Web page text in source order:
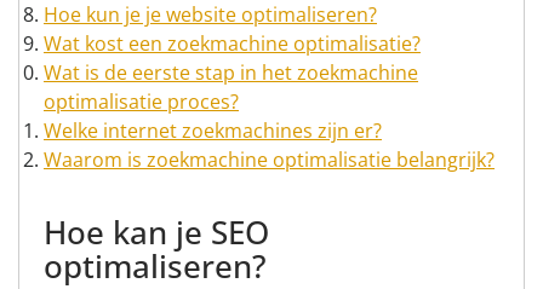
Hoe kun je je website optimaliseren?
Wat kost een zoekmachine optimalisatie?
Wat is de eerste stap in het zoekmachine
optimalisatie proces?
Welke internet zoekmachines zijn er?
Waarom is zoekmachine optimalisatie belangrijk?
Hoe kan je SEO
optimaliseren?